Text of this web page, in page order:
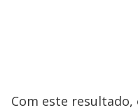
Com este resultado,